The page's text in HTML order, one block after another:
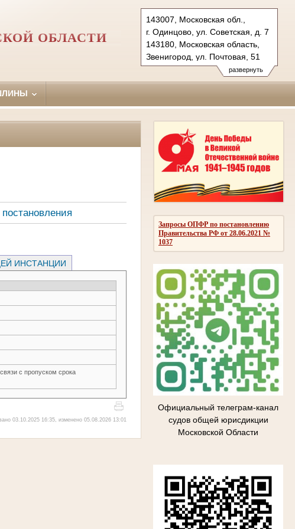
развернуть
143007, Московская обл.,
г. Одинцово, ул. Советская, д. 7
143180, Московская область,
Звенигород, ул. Почтовая, 51
Тел.: (495)590-74-76 (гр.)
593-56-20 (уг.)
697 13 27 (кас канц.)
показать на карте
ОБЛАСТИ
Запросы ОПФР по постановлению
Правительства РФ от 28.06.2021 №
1037
Официальный телеграм-канал
судов общей юрисдикции
Московской Области
ИНСТАНЦИИ
с пропуском срока
03.10.2025 16:35, изменено 05.08.2026 13:01